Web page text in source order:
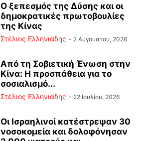
Ο ξεπεσμός της Δύσης και οι
δημοκρατικές πρωτοβουλίες
της Κίνας
Στέλιος Ελληνιάδης - 2 Αυγούστου, 2026
Από τη Σοβιετική Ένωση στην
Κίνα: Η προσπάθεια για το
σοσιαλισμό...
Στέλιος Ελληνιάδης - 22 Ιουλίου, 2026
Οι Ισραηλινοί κατέστρεψαν 30
νοσοκομεία και δολοφόνησαν